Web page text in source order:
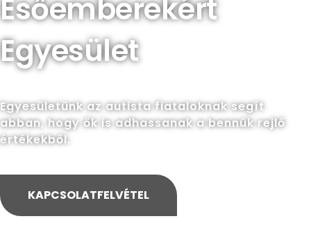
Esőemberekért
Egyesület
Egyesületünk az autista fiataloknak segít
abban, hogy ők is adhassanak a bennük rejlő
értékekből.
KAPCSOLATFELVÉTEL